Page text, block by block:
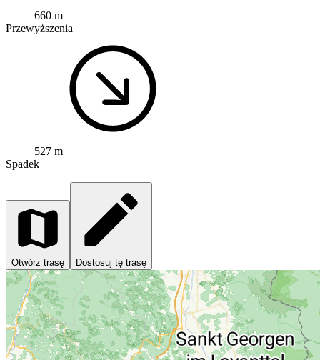
660 m
Przewyższenia
527 m
Spadek
Otwórz trasę Dostosuj tę trasę